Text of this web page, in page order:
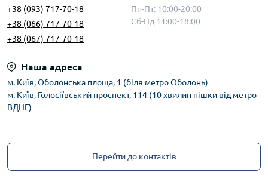
+38 (093) 717-70-18
+38 (066) 717-70-18
+38 (067) 717-70-18
Пн-Пт: 10:00-20:00
Сб-Нд 11:00-18:00
Наша адреса
м. Київ, Оболонська площа, 1 (біля метро Оболонь)
м. Київ, Голосіївський проспект, 114 (10 хвилин пішки від метро
ВДНГ)
Перейти до контактів